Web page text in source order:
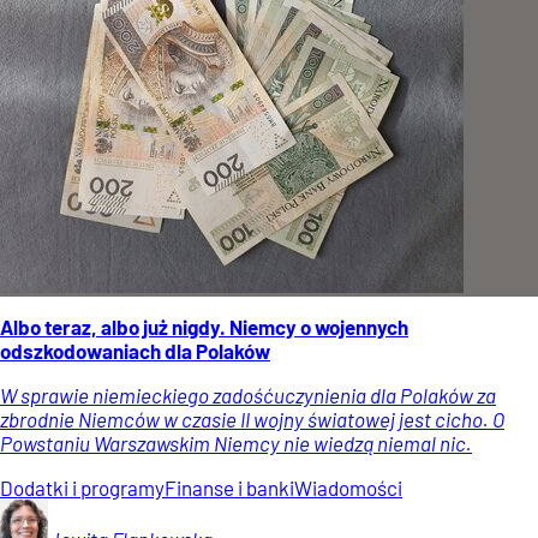
Albo teraz, albo już nigdy. Niemcy o wojennych
odszkodowaniach dla Polaków
W sprawie niemieckiego zadośćuczynienia dla Polaków za
zbrodnie Niemców w czasie II wojny światowej jest cicho. O
Powstaniu Warszawskim Niemcy nie wiedzą niemal nic.
Dodatki i programyFinanse i bankiWiadomości